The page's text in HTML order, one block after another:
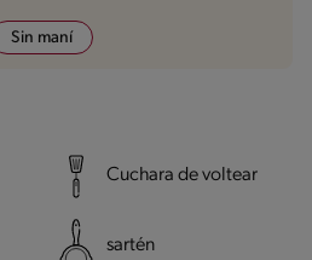
Sin maní
Cuchara de voltear
sartén